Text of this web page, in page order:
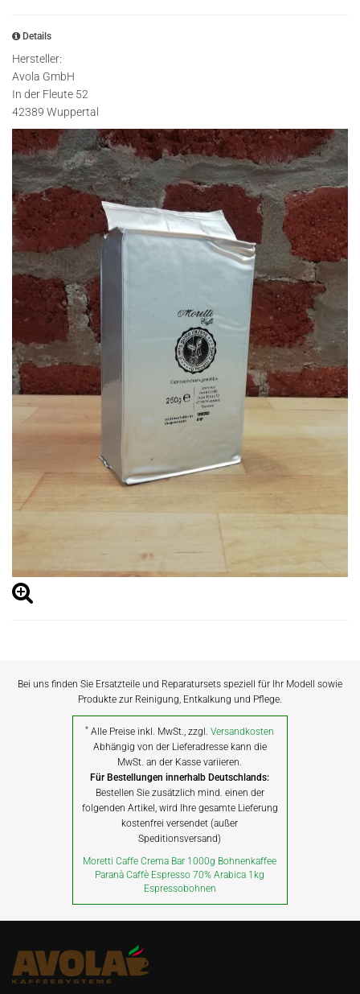
Details
Hersteller:
Avola GmbH
In der Fleute 52
42389 Wuppertal
Bei uns finden Sie Ersatzteile und Reparatursets speziell für Ihr Modell sowie
Produkte zur Reinigung, Entkalkung und Pflege.
* Alle Preise inkl. MwSt., zzgl.Versandkosten
Abhängig von der Lieferadresse kann die
MwSt. an der Kasse variieren.
Für Bestellungen innerhalb Deutschlands:
Bestellen Sie zusätzlich mind. einen der
folgenden Artikel, wird Ihre gesamte Lieferung
kostenfrei versendet (außer
Speditionsversand)
Moretti Caffe Crema Bar 1000g Bohnenkaffee
Paranà Caffè Espresso 70% Arabica 1kg
Espressobohnen